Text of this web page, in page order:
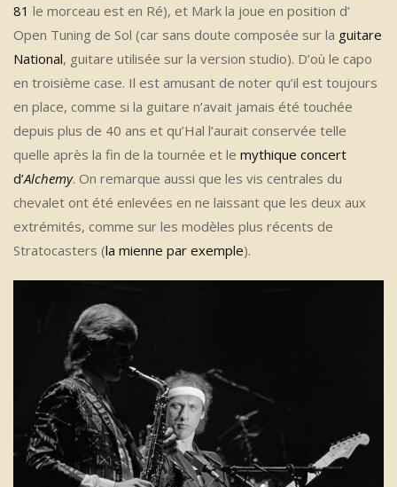
81 le morceau est en Ré), et Mark la joue en position d’
Open Tuning de Sol (car sans doute composée sur la guitare
National, guitare utilisée sur la version studio). D’où le capo
en troisième case. Il est amusant de noter qu’il est toujours
en place, comme si la guitare n’avait jamais été touchée
depuis plus de 40 ans et qu’Hal l’aurait conservée telle
quelle après la fin de la tournée et le mythique concert
d’Alchemy. On remarque aussi que les vis centrales du
chevalet ont été enlevées en ne laissant que les deux aux
extrémités, comme sur les modèles plus récents de
Stratocasters (la mienne par exemple).